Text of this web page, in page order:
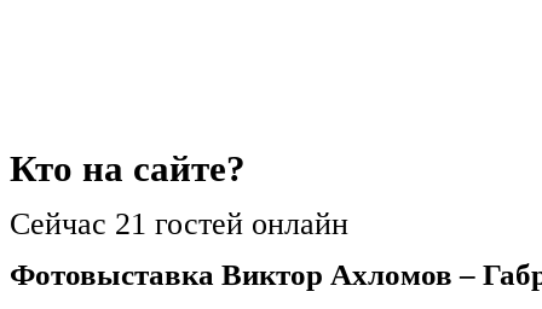
Кто на сайте?
Сейчас 21 гостей онлайн
Фотовыставка Виктор Ахломов –